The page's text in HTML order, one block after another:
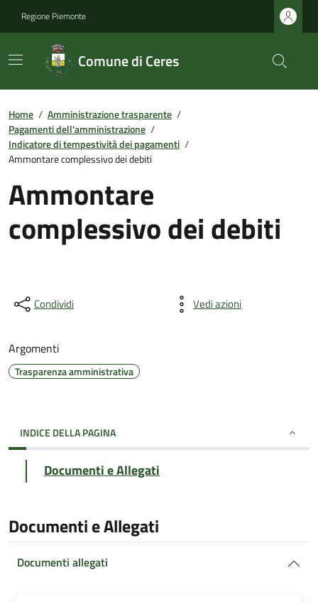
Regione Piemonte
Comune di Ceres
Home / Amministrazione trasparente /
Pagamenti dell'amministrazione /
Indicatore di tempestività dei pagamenti /
Ammontare complessivo dei debiti
Ammontare
complessivo dei debiti
Condividi Vedi azioni
Argomenti
Trasparenza amministrativa
INDICE DELLA PAGINA
Documenti e Allegati
Documenti e Allegati
Documenti allegati